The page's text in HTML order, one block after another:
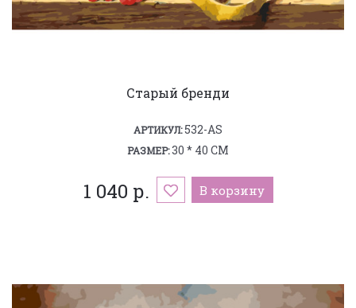
Старый бренди
АРТИКУЛ:532-AS
РАЗМЕР:30 * 40 СМ
1 040 р. В корзину